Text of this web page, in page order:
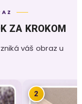
ZA KROKOM
váš obraz u
2